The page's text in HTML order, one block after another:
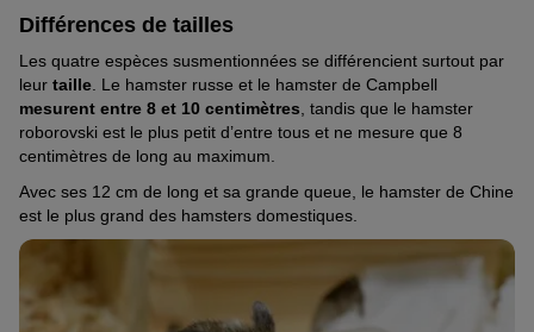
Différences de tailles
Les quatre espèces susmentionnées se différencient surtout par
leur taille . Le hamster russe et le hamster de Campbell
mesurent entre 8 et 10 centimètres , tandis que le hamster
roborovski est le plus petit d’entre tous et ne mesure que 8
centimètres de long au maximum.
Avec ses 12 cm de long et sa grande queue, le hamster de Chine
est le plus grand des hamsters domestiques.